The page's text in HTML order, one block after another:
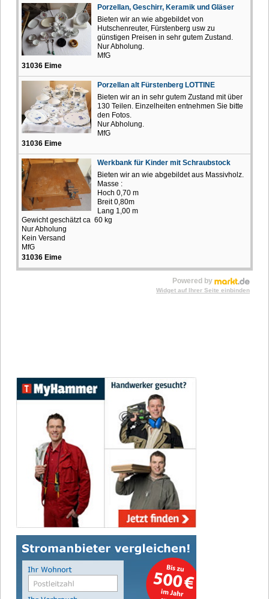
Porzellan, Geschirr, Keramik und Gläser
Bieten wir an wie abgebildet von
Hutschenreuter, Fürstenberg usw zu
günstigen Preisen in sehr gutem Zustand.
Nur Abholung.
MfG
31036 Eime
Porzellan alt Fürstenberg LOTTINE
Bieten wir an in sehr gutem Zustand mit über
130 Teilen. Einzelheiten entnehmen Sie bitte
den Fotos.
Nur Abholung.
MfG
31036 Eime
Werkbank für Kinder mit Schraubstock
Bieten wir an wie abgebildet aus Massivholz.
Masse :
Hoch 0,70 m
Breit 0,80m
Lang 1,00 m
Gewicht geschätzt ca 60 kg
Nur Abholung
Kein Versand
MfG
31036 Eime
Powered by
Widget auf Ihrer Seite einbinden